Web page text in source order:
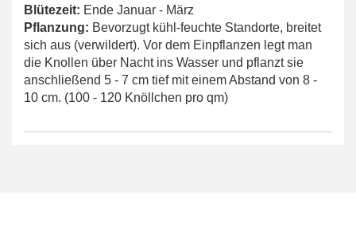
Blütezeit: Ende Januar - März
Pflanzung: Bevorzugt kühl-feuchte Standorte, breitet
sich aus (verwildert). Vor dem Einpflanzen legt man
die Knollen über Nacht ins Wasser und pflanzt sie
anschließend 5 - 7 cm tief mit einem Abstand von 8 -
10 cm. (100 - 120 Knöllchen pro qm)